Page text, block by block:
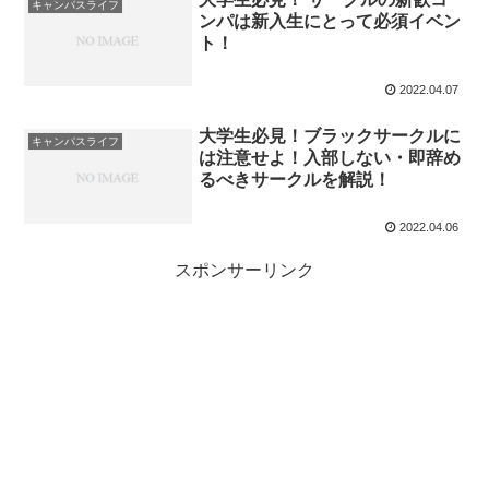
キャンパスライフ
ンパは新入生にとって必須イベン
ト！
2022.04.07
キャンパスライフ
大学生必見！ブラックサークルに
は注意せよ！入部しない・即辞め
るべきサークルを解説！
2022.04.06
スポンサーリンク